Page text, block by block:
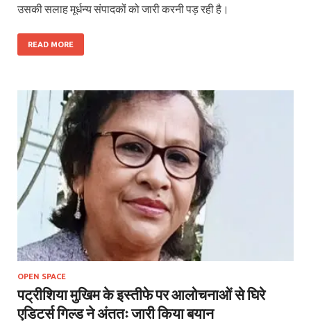
उसकी सलाह मूर्धन्‍य संपादकों को जारी करनी पड़ रही है।
READ MORE
OPEN SPACE
पट्रीशिया मुखिम के इस्तीफे पर आलोचनाओं से घिरे
एडिटर्स गिल्ड ने अंततः जारी किया बयान